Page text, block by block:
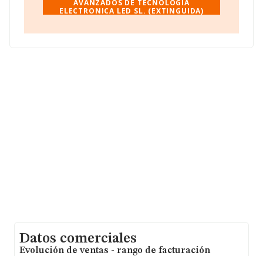
Para comunicarse con sus oficinas, el número de
teléfono es 952330151.
La empresaDisenos Avanzados de Tecnología
AVANZADOS DE TECNOLOGIA
ELECTRONICA LED SL. (EXTINGUIDA)
Datos comerciales
Evolución de ventas - rango de facturación